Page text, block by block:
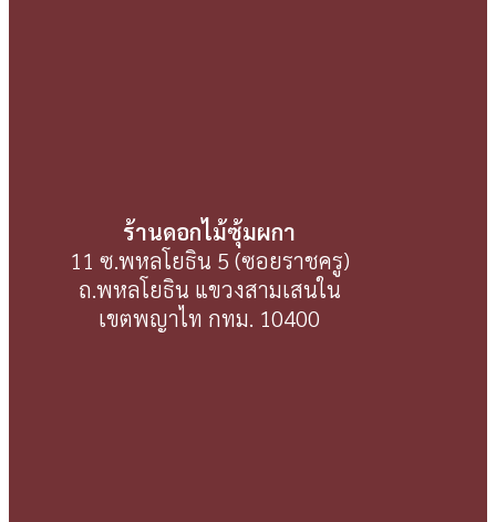
ร้านดอกไม้ซุ้มผกา
11 ซ.พหลโยธิน 5 (ซอยราชครู)
ถ.พหลโยธิน แขวงสามเสนใน
เขตพญาไท กทม. 10400